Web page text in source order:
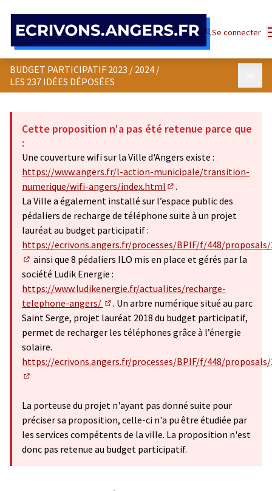
Se connecter
BUDGET PARTICIPATIF 2023 / 2024 /
LES 237 IDÉES DÉPOSÉES
Cette proposition n'a pas été retenue parce que
:
Une couverture wifi sur la Ville d'Angers existe :
https://www.angers.fr/l-action-municipale/transition-
numerique/wifi-angers/index.html
(Lien externe)
.
La Ville a également installé sur l’espace public des
pédaliers de recharge de téléphone suite à un projet
lauréat au budget participatif :
https://ecrivons.angers.fr/processes/BPIF/f/448/proposals/
(S'ouvre dans un nouvel onglet)
ainsi que 8 pédaliers ILO mis en place et gérés par la
société Ludik Energie :
https://www.ludikenergie.fr/actualites/recharge-
telephone-angers/
(Lien externe)
. Un arbre numérique situé au parc
Saint Serge, projet lauréat 2018 du budget participatif,
permet de recharger les téléphones grâce à l’énergie
solaire.
https://ecrivons.angers.fr/processes/BPIF/f/448/proposals/
La porteuse du projet n'ayant pas donné suite pour
préciser sa proposition, celle-ci n'a pu être étudiée par
les services compétents de la ville. La proposition n'est
donc pas retenue au budget participatif.